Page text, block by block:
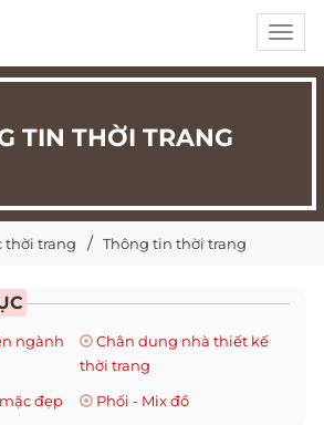
TIN THỜI TRANG
thời trang Thông tin thời trang
ngành
Chân dung nhà thiết kế
thời trang
đẹp
Phối - Mix đồ